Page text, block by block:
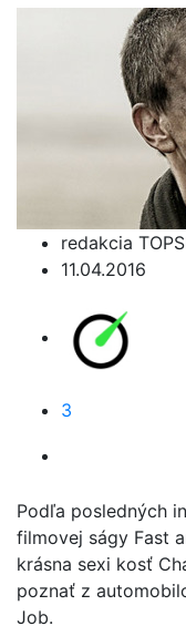
redakcia
11.04.2016
3
Podľa posledných
filmovej ságy Fast
krásna sexi kosť
poznať z
Job.